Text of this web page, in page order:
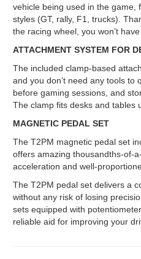
vehicle being used in the game,
styles (GT, rally, F1, trucks).
the racing wheel, you won’t
ATTACHMENT SYSTEM FOR
The included clamp-based
and you don’t need any tools to
before gaming sessions, and
The clamp fits desks and tables
MAGNETIC PEDAL SET
The T2PM magnetic pedal set
offers amazing thousandths-of-
acceleration and well-
The T2PM pedal set delivers a
without any risk of losing
sets equipped with
reliable aid for improving your